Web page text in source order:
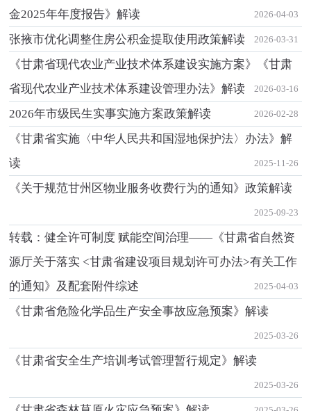
金2025年年度报告》解读
2026-04-03
张掖市优化调整住房公积金提取使用政策解读 2026-03-31
《甘肃省现代农业产业技术体系建设实施方案》《甘肃
省现代农业产业技术体系建设管理办法》解读
2026-03-16
2026年市级民生实事实施方案政策解读 2026-02-28
《甘肃省实施〈中华人民共和国湿地保护法〉办法》解
读
2025-11-26
《关于规范甘州区物业服务收费行为的通知》政策解读
2025-09-23
转载：健全许可制度 赋能空间治理——《甘肃省自然资
源厅关于落实 <甘肃省建设项目规划许可办法>有关工作
的通知》及配套附件综述
2025-04-03
《甘肃省危险化学品生产安全事故应急预案》解读
2025-03-26
《甘肃省安全生产培训考试管理暂行规定》解读
2025-03-26